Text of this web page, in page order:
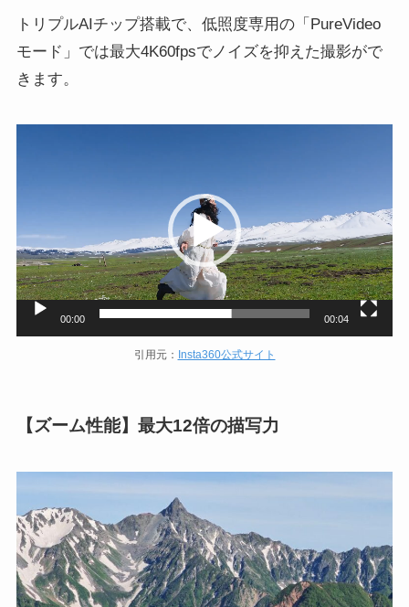
トリプルAIチップ搭載で、低照度専用の「PureVideo
モード」では最大4K60fpsでノイズを抑えた撮影がで
きます。
ー
ヤ
ー
00:00 00:04
引用元： Insta360公式サイト
【ズーム性能】最大12倍の描写力